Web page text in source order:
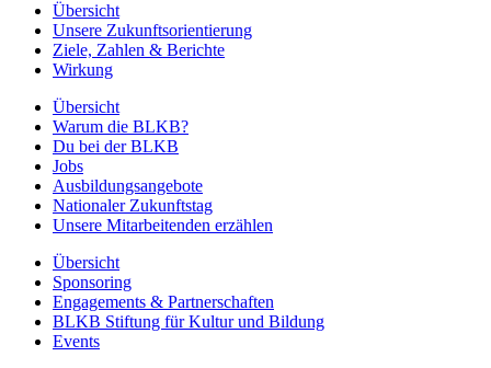
Übersicht
Unsere Zukunftsorientierung
Ziele, Zahlen & Berichte
Wirkung
Übersicht
Warum die BLKB?
Du bei der BLKB
Jobs
Ausbildungsangebote
Nationaler Zukunftstag
Unsere Mitarbeitenden erzählen
Übersicht
Sponsoring
Engagements & Partnerschaften
BLKB Stiftung für Kultur und Bildung
Events